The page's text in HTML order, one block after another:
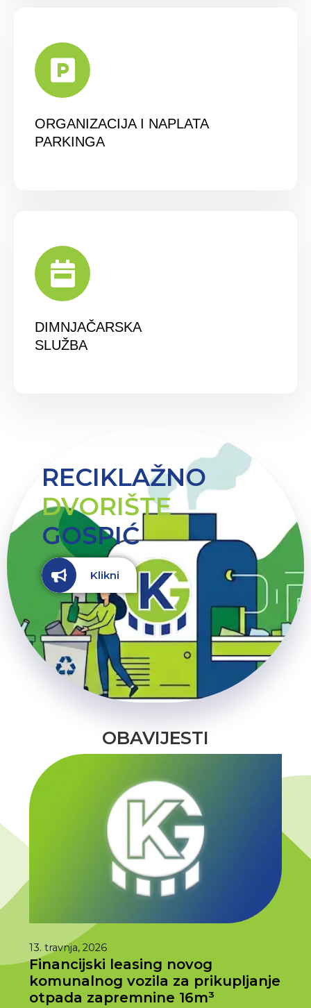
ORGANIZACIJA I NAPLATA
PARKINGA
DIMNJAČARSKA
SLUŽBA
RECIKLAŽNO
DVORIŠTE
GOSPIĆ
Klikni
OBAVIJESTI
13. travnja, 2026
Financijski leasing novog
komunalnog vozila za prikupljanje
otpada zapremnine 16m³